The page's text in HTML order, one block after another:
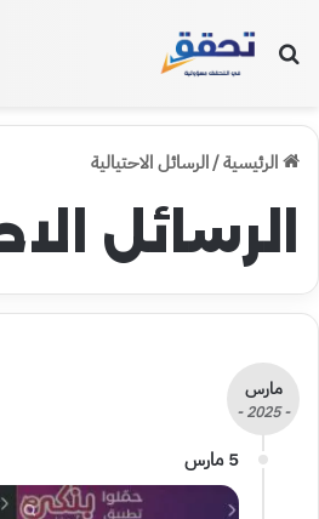
بحث عن
الرئيسية/الرسائل الاحتيالية
الرسائل
مارس
- 2025 -
5 مارس